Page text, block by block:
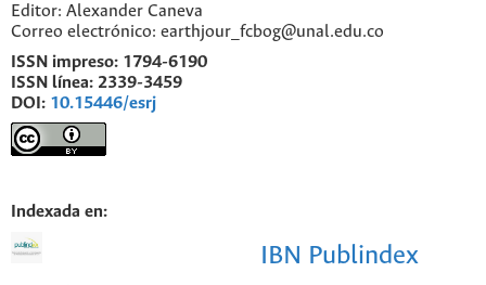
Editor: Alexander Caneva
Correo electrónico: earthjour_fcbog@unal.edu.co
ISSN impreso: 1794-6190
ISSN línea: 2339-3459
DOI: 10.15446/esrj
Indexada en:
IBN Publindex